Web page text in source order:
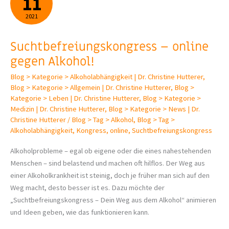
2021
Suchtbefreiungs­kongress – online
gegen Alkohol!
Blog > Kategorie > Alkoholabhängigkeit | Dr. Christine Hutterer,
Blog > Kategorie > Allgemein | Dr. Christine Hutterer, Blog >
Kategorie > Leben | Dr. Christine Hutterer, Blog > Kategorie >
Medizin | Dr. Christine Hutterer, Blog > Kategorie > News | Dr.
Christine Hutterer / Blog > Tag > Alkohol, Blog > Tag >
Alkoholabhängigkeit, Kongress, online, Suchtbefreiungskongress
Alkoholprobleme – egal ob eigene oder die eines nahestehenden
Menschen – sind belastend und machen oft hilflos. Der Weg aus
einer Alkoholkrankheit ist steinig, doch je früher man sich auf den
Weg macht, desto besser ist es. Dazu möchte der
„Suchtbefreiungskongress – Dein Weg aus dem Alkohol“ animieren
und Ideen geben, wie das funktionieren kann.